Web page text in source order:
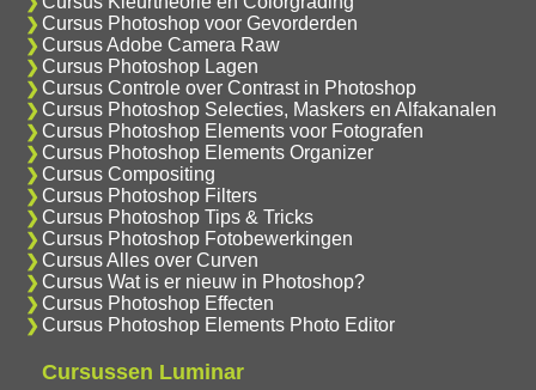
Cursus Photoshop voor Gevorderden
Cursus Adobe Camera Raw
Cursus Photoshop Lagen
Cursus Controle over Contrast in Photoshop
Cursus Photoshop Selecties, Maskers en Alfakanalen
Cursus Photoshop Elements voor Fotografen
Cursus Photoshop Elements Organizer
Cursus Compositing
Cursus Photoshop Filters
Cursus Photoshop Tips & Tricks
Cursus Photoshop Fotobewerkingen
Cursus Alles over Curven
Cursus Wat is er nieuw in Photoshop?
Cursus Photoshop Effecten
Cursus Photoshop Elements Photo Editor
Cursussen Luminar